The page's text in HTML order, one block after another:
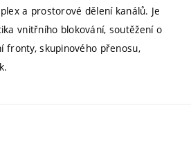
a prostorové dělení kanálů. Je
vnitřního blokování, soutěžení o
fronty, skupinového přenosu,